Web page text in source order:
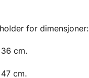
for dimensjoner:
cm.
cm.